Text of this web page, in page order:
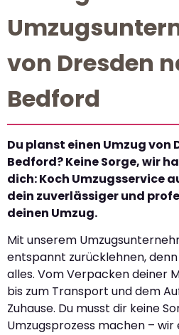
von Dresden
Bedford
Du planst einen Umzug von
Bedford? Keine Sorge, wir
dich: Koch Umzugsservice
dein zuverlässiger und
deinen Umzug.
Mit unserem
entspannt zurücklehnen,
alles. Vom Verpacken deiner
bis zum Transport und dem
Zuhause. Du musst dir keine
Umzugsprozess machen – wir